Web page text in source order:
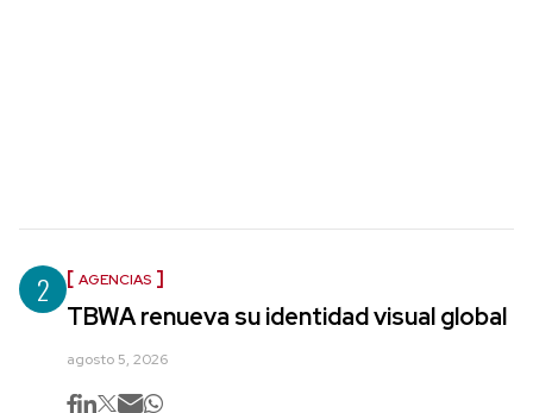
2 AGENCIAS
TBWA renueva su identidad visual global
agosto 5, 2026